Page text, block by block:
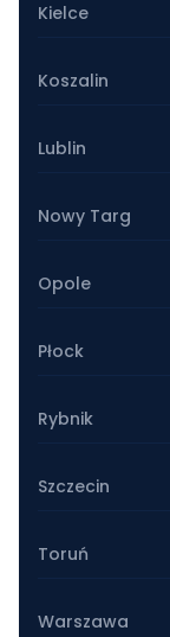
Kielce
Koszalin
Lublin
Nowy Targ
Opole
Płock
Rybnik
Szczecin
Toruń
Warszawa